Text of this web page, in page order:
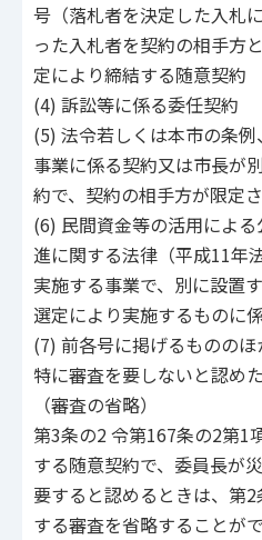
号（落札者を決定した入札
った入札者を契約の相手方
定により締結する随意契約
(4) 訴訟等に係る委任契約
(5) 法令若しくは本市の条
事業に係る契約又は市長が
約で、契約の相手方が限定
(6) 民間資金等の活用によ
進に関する法律（平成11年
実施する事業で、別に設置
選定により実施するものに
(7) 前各号に掲げるものの
特に審査を要しないと認め
（審査の省略）
第3条の2 令第167条の2第1
する随意契約で、委員長が
要すると認めるときは、第
する審査を省略することが